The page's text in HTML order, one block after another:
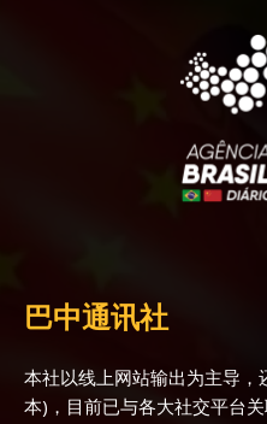
巴中通讯社
本社以线上网站输出为主导，
本)，目前已与各大社交平台